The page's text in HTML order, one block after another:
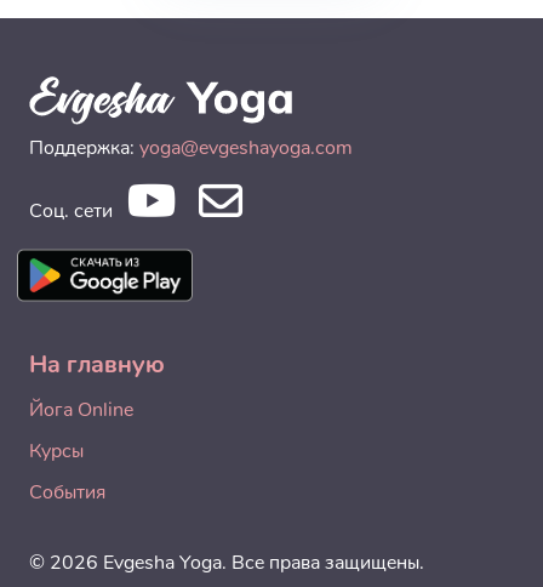
Поддержка: yoga@evgeshayoga.com
Соц. сети
На главную
Йога Online
Курсы
События
© 2026 Evgesha Yoga. Все права защищены.